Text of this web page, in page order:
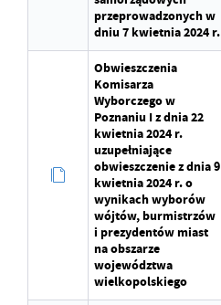
przeprowadzonych w
dniu 7 kwietnia 2024 r.
Obwieszczenia
Komisarza
Wyborczego w
Poznaniu I z dnia 22
kwietnia 2024 r.
uzupełniające
obwieszczenie z dnia 9
kwietnia 2024 r. o
wynikach wyborów
wójtów, burmistrzów
i prezydentów miast
na obszarze
województwa
wielkopolskiego